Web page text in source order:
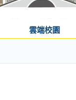
雲端校園